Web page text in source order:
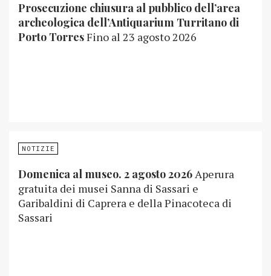
Prosecuzione chiusura al pubblico dell’area
archeologica dell’Antiquarium Turritano di
Porto TorresFino al 23 agosto 2026
NOTIZIE
Domenica al museo. 2 agosto 2026Aperura
gratuita dei musei Sanna di Sassari e
Garibaldini di Caprera e della Pinacoteca di
Sassari